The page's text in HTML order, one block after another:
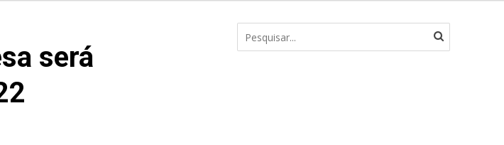
será